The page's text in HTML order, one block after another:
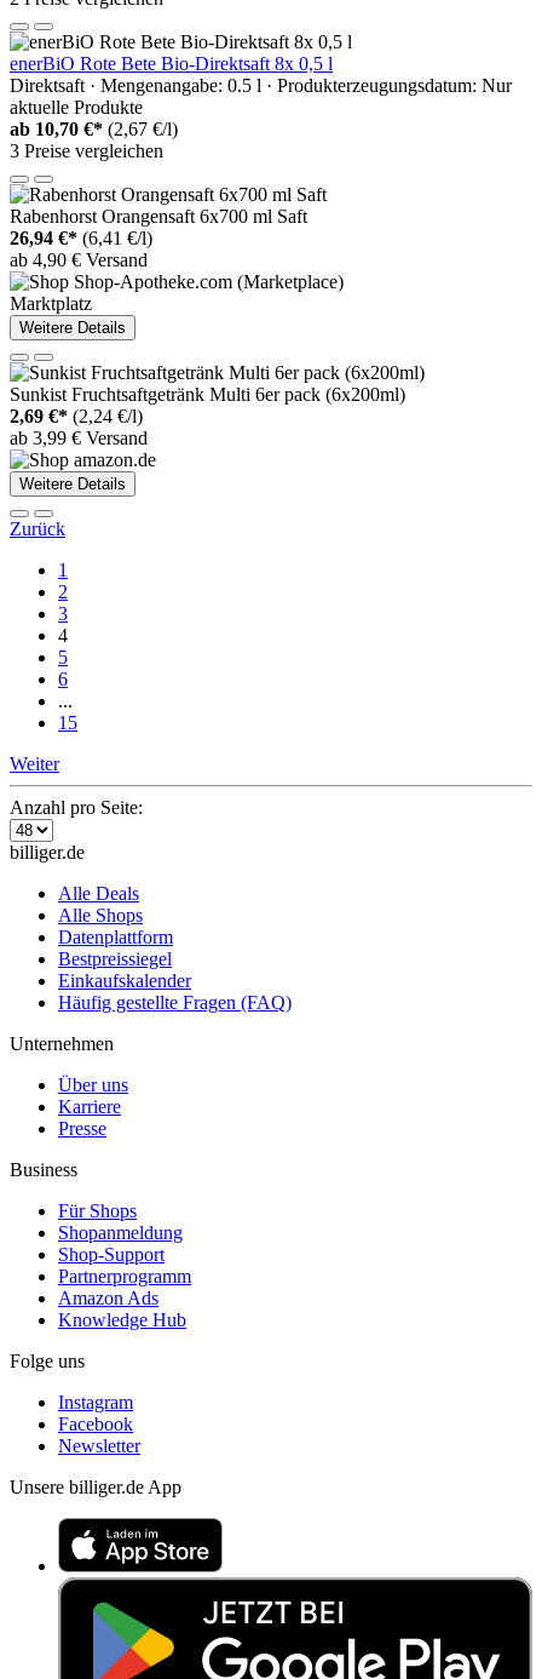
enerBiO Rote Bete Bio-Direktsaft 8x 0,5 l
Direktsaft · Mengenangabe: 0.5 l · Produkterzeugungsdatum: Nur
aktuelle Produkte
ab 10,70 €* (2,67 €/l)
3 Preise vergleichen
Rabenhorst Orangensaft 6x700 ml Saft
26,94 €* (6,41 €/l)
ab 4,90 € Versand
Marktplatz
Weitere Details
Sunkist Fruchtsaftgetränk Multi 6er pack (6x200ml)
2,69 €* (2,24 €/l)
ab 3,99 € Versand
Weitere Details
Zurück
1
2
3
4
5
6
...
15
Weiter
Anzahl pro Seite:
billiger.de
Alle Deals
Alle Shops
Datenplattform
Bestpreissiegel
Einkaufskalender
Häufig gestellte Fragen (FAQ)
Unternehmen
Über uns
Karriere
Presse
Business
Für Shops
Shopanmeldung
Shop-Support
Partnerprogramm
Amazon Ads
Knowledge Hub
Folge uns
Instagram
Facebook
Newsletter
Unsere billiger.de App